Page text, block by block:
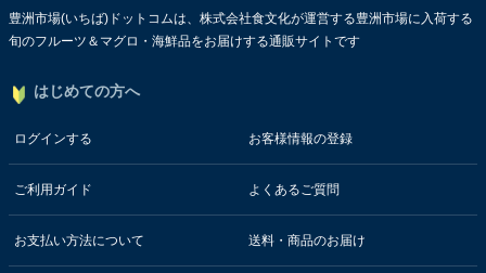
豊洲市場(いちば)ドットコムは、株式会社食文化が運営する豊洲市場に入荷する
旬のフルーツ＆マグロ・海鮮品をお届けする通販サイトです
はじめての方へ
ログインする お客様情報の登録
ご利用ガイド よくあるご質問
お支払い方法について 送料・商品のお届け